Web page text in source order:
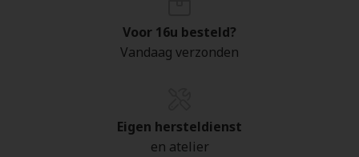
Voor 16u besteld?
Vandaag verzonden
Eigen hersteldienst
en atelier